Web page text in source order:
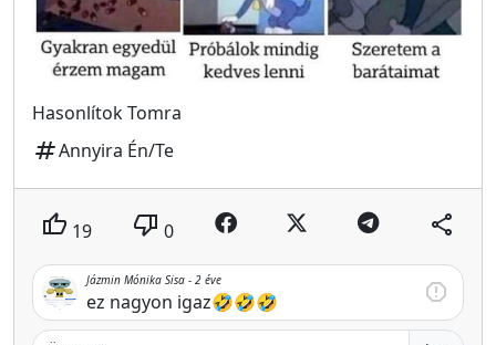
Hasonlítok Tomra
tagAnnyira Én/Te
thumb_up 19 thumb_down 0 share
Jázmin Mónika Sisa - 2 éve
ez nagyon igaz🤣🤣🤣
report